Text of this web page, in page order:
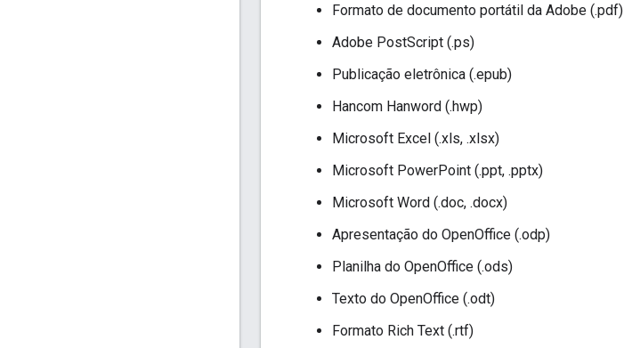
Formato de documento portátil da Adobe (.pdf)
Adobe PostScript (.ps)
Publicação eletrônica (.epub)
Hancom Hanword (.hwp)
Microsoft Excel (.xls, .xlsx)
Microsoft PowerPoint (.ppt, .pptx)
Microsoft Word (.doc, .docx)
Apresentação do OpenOffice (.odp)
Planilha do OpenOffice (.ods)
Texto do OpenOffice (.odt)
Formato Rich Text (.rtf)